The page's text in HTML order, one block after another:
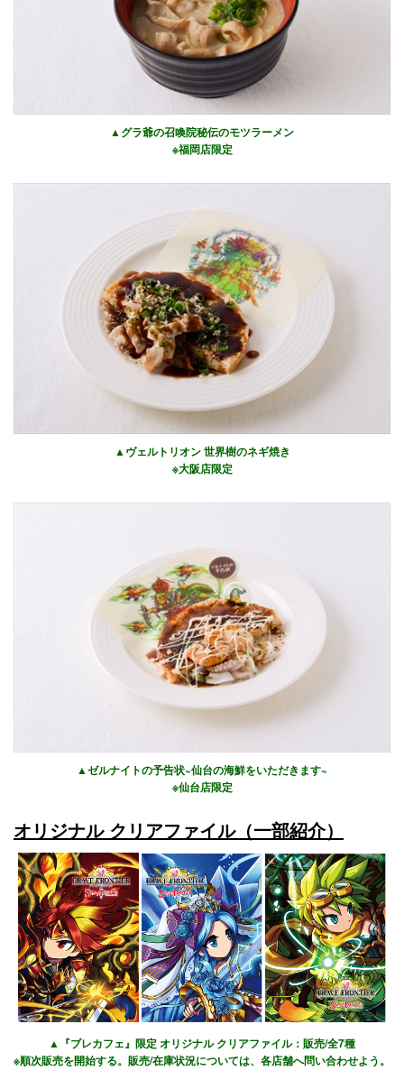
▲グラ爺の召喚院秘伝のモツラーメン
※福岡店限定
▲ヴェルトリオン 世界樹のネギ焼き
※大阪店限定
▲ゼルナイトの予告状~仙台の海鮮をいただきます~
※仙台店限定
オリジナル クリアファイル（一部紹介）
▲『ブレカフェ』限定 オリジナル クリアファイル：販売/全7種
※順次販売を開始する。販売/在庫状況については、各店舗へ問い合わせよう。